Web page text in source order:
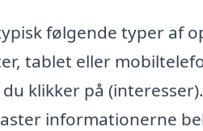
følgende typer af
tablet eller
klikker på
informationerne